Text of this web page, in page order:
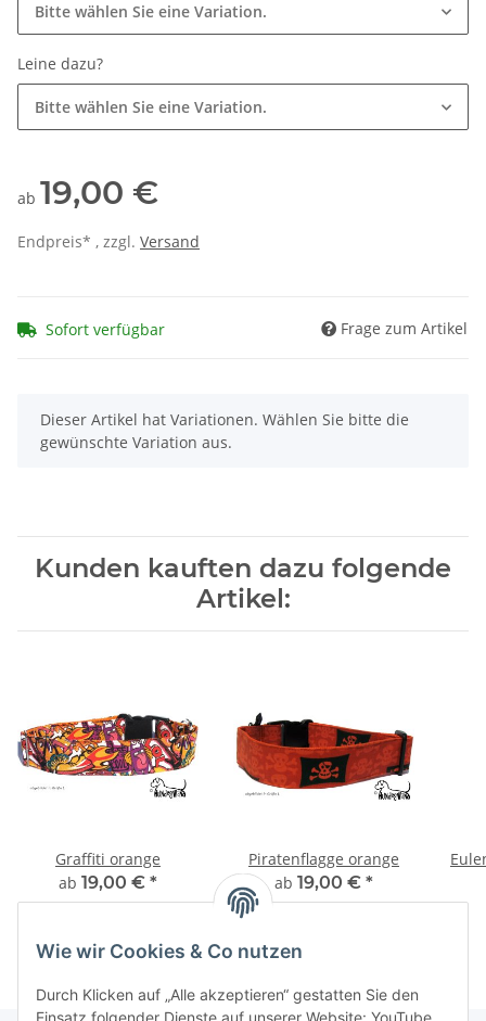
Bitte wählen Sie eine Variation.
Leine dazu?
Bitte wählen Sie eine Variation.
ab 19,00 €
Endpreis* , zzgl. Versand
Sofort verfügbar Frage zum Artikel
x
Dieser Artikel hat Variationen. Wählen Sie bitte die
gewünschte Variation aus.
Kunden kauften dazu folgende
Artikel:
Graffiti orange
ab 19,00 € *
Piratenflagge orange
ab 19,00 € *
Wie wir Cookies & Co nutzen
Durch Klicken auf „Alle akzeptieren“ gestatten Sie den